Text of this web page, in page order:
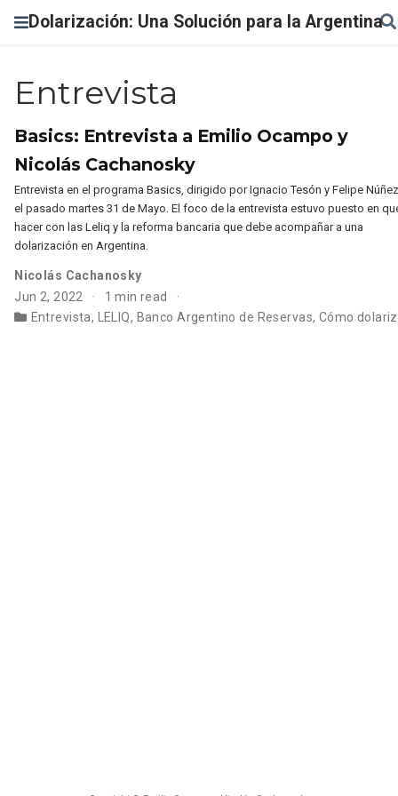
Dolarización: Una Solución para la Argentina
Entrevista
Basics: Entrevista a Emilio Ocampo y
Nicolás Cachanosky
Entrevista en el programa Basics, dirigido por Ignacio Tesón y Felipe
el pasado martes 31 de Mayo. El foco de la entrevista estuvo puesto en
hacer con las Leliq y la reforma bancaria que debe acompañar a una
dolarización en Argentina.
Nicolás Cachanosky
Jun 2, 2022
1 min read
Entrevista, LELIQ, Banco Argentino de Reservas, Cómo